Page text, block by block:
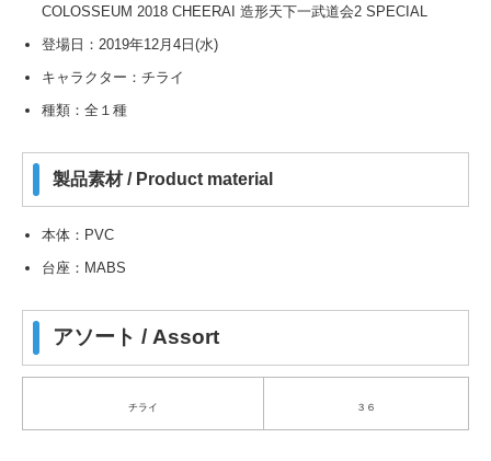
COLOSSEUM 2018 CHEERAI 造形天下一武道会2 SPECIAL
登場日：2019年12月4日(水)
キャラクター：チライ
種類：全１種
製品素材 / Product material
本体：PVC
台座：MABS
アソート / Assort
チライ ３６